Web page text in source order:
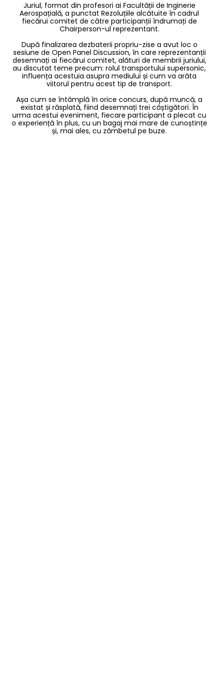
Juriul, format din profesori ai Facultății de Inginerie
Aerospațială, a punctat Rezoluțiile alcătuite în cadrul
fiecărui comitet de către participanții îndrumați de
Chairperson-ul reprezentant.
După finalizarea dezbaterii propriu-zise a avut loc o
sesiune de Open Panel Discussion, în care reprezentanții
desemnați ai fiecărui comitet, alături de membrii juriului,
au discutat teme precum: rolul transportului supersonic,
influența acestuia asupra mediului și cum va arăta
viitorul pentru acest tip de transport.
Așa cum se întâmplă în orice concurs, după muncă, a
existat și răsplată, fiind desemnați trei câștigători. În
urma acestui eveniment, fiecare participant a plecat cu
o experiență în plus, cu un bagaj mai mare de cunoștințe
și, mai ales, cu zâmbetul pe buze.